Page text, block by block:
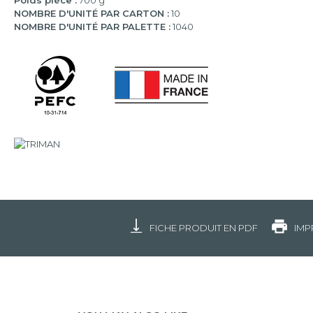
NOMBRE D'UNITÉ PAR CARTON :10
NOMBRE D'UNITÉ PAR PALETTE :1040
FICHE PRODUIT EN PDF